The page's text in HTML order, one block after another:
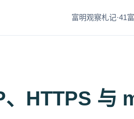
富明观察札记·41
HTTPS 与